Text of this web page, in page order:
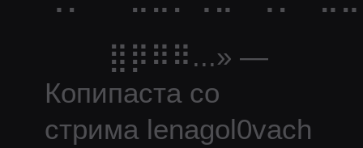
⠀⠀⠀⣿⡿⠿⠿ ...» —
Копипаста со
стрима lenagol0vach